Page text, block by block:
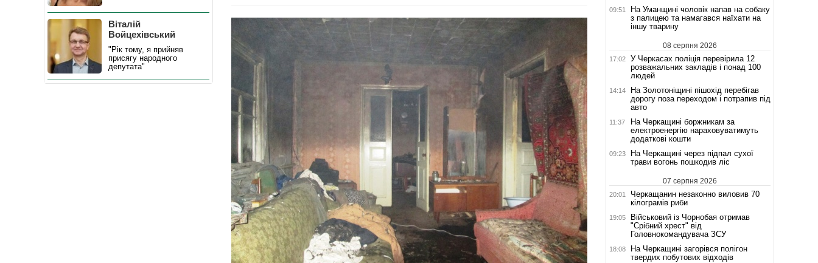
Віталій
Войцехівський
"Рік тому, я прийняв
присягу народного
депутата"
09:51
На Уманщині чоловік напав на собаку
з палицею та намагався наїхати на
іншу тварину
08 серпня 2026
17:02
У Черкасах поліція перевірила 12
розважальних закладів і понад 100
людей
14:14
На Золотоніщині пішохід перебігав
дорогу поза переходом і потрапив під
авто
11:37
На Черкащині боржникам за
електроенергію нараховуватимуть
додаткові кошти
09:23
На Черкащині через підпал сухої
трави вогонь пошкодив ліс
07 серпня 2026
20:01
Черкащанин незаконно виловив 70
кілограмів риби
19:05
Військовий із Чорнобая отримав
"Срібний хрест" від
Головнокомандувача ЗСУ
18:08
На Черкащині загорівся полігон
твердих побутових відходів